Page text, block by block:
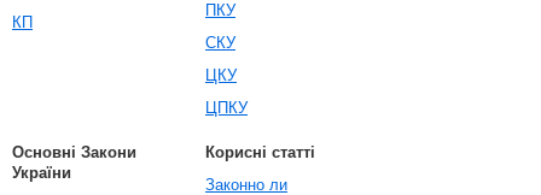
КП
ПКУ
СКУ
ЦКУ
ЦПКУ
Основні Закони
України
Корисні статті
Законно ли